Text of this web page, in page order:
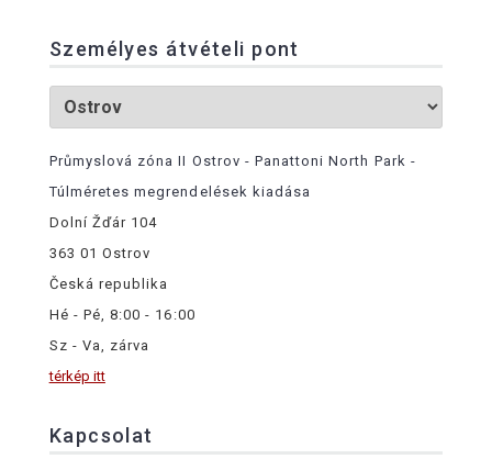
Személyes átvételi pont
Průmyslová zóna II Ostrov - Panattoni North Park -
Túlméretes megrendelések kiadása
Dolní Žďár 104
363 01 Ostrov
Česká republika
Hé - Pé, 8:00 - 16:00
Sz - Va, zárva
térkép itt
Kapcsolat